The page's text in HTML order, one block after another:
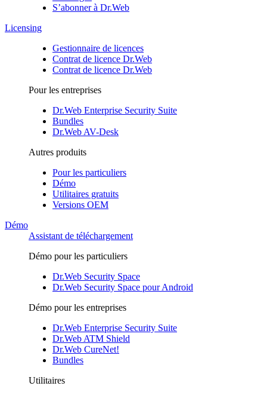
S’abonner à Dr.Web
Licensing
Gestionnaire de licences
Contrat de licence Dr.Web
Contrat de licence Dr.Web
Pour les entreprises
Dr.Web Enterprise Security Suite
Bundles
Dr.Web AV-Desk
Autres produits
Pour les particuliers
Démo
Utilitaires gratuits
Versions OEM
Démo
Assistant de téléchargement
Démo pour les particuliers
Dr.Web Security Space
Dr.Web Security Space pour Android
Démo pour les entreprises
Dr.Web Enterprise Security Suite
Dr.Web ATM Shield
Dr.Web CureNet!
Bundles
Utilitaires